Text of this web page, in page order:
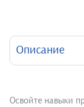
Описание
Освойте навыки